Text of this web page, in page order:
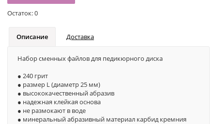
Остаток:0
Описание Доставка
Набор сменных файлов для педикюрного диска
● 240 грит
● размер L (диаметр 25 мм)
● высококачественный абразив
● надежная клейкая основа
● не размокают в воде
● минеральный абразивный материал карбид кремния